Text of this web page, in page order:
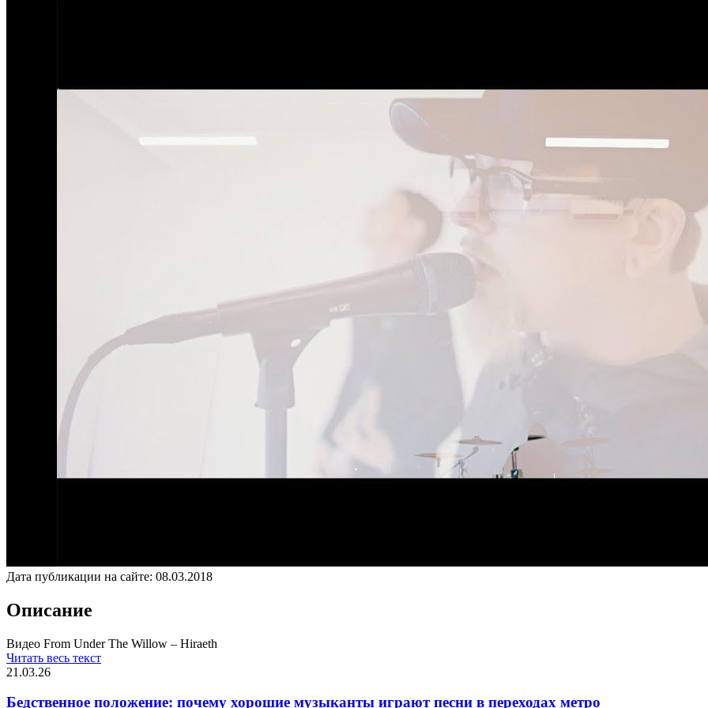
Дата публикации на сайте: 08.03.2018
Описание
Видео From Under The Willow – Hiraeth
Читать весь текст
21.03.26
Бедственное положение: почему хорошие музыканты играют песни в переходах метро